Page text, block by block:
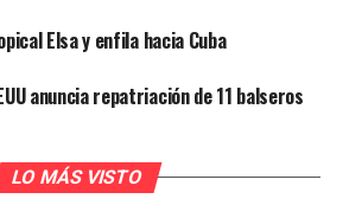
Elsa y enfila hacia Cuba
anuncia repatriación de 11 balseros
LO MÁS VISTO